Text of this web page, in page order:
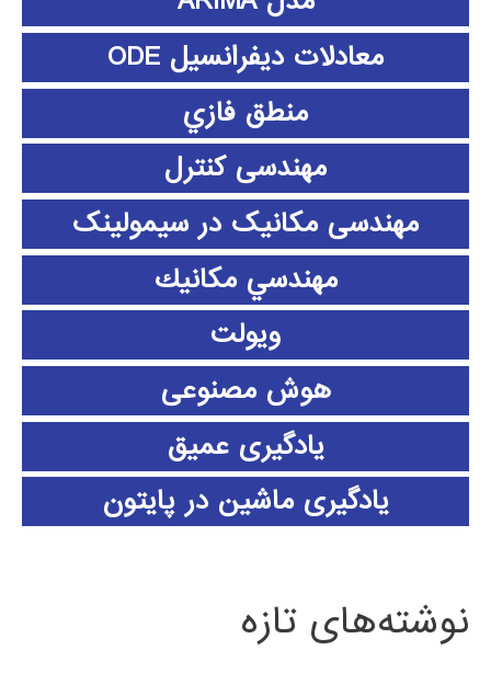
معادلات دیفرانسیل ODE
منطق فازي
مهندسی کنترل
مهندسی مکانیک در سیمولینک
مهندسي مكانيك
ویولت
هوش مصنوعی
یادگیری عمیق
یادگیری ماشین در پایتون
نوشته‌های تازه